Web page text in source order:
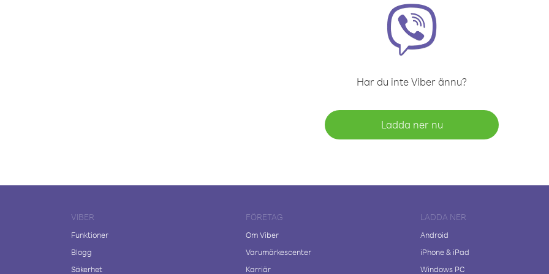
Har du inte Viber ännu?
Ladda ner nu
VIBER
Funktioner
Blogg
Säkerhet
FÖRETAG
Om Viber
Varumärkescenter
Karriär
LADDA NER
Android
iPhone & iPad
Windows PC